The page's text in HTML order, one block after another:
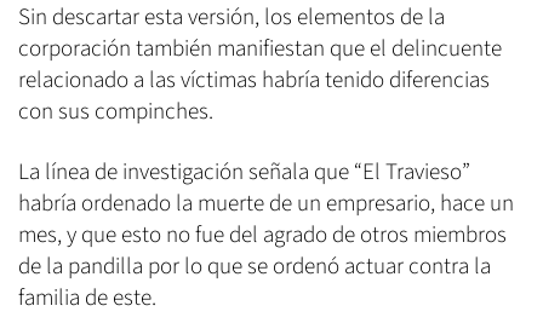
Sin descartar esta versión, los elementos de la
corporación también manifiestan que el delincuente
relacionado a las víctimas habría tenido diferencias
con sus compinches.
La línea de investigación señala que “El Travieso”
habría ordenado la muerte de un empresario, hace un
mes, y que esto no fue del agrado de otros miembros
de la pandilla por lo que se ordenó actuar contra la
familia de este.